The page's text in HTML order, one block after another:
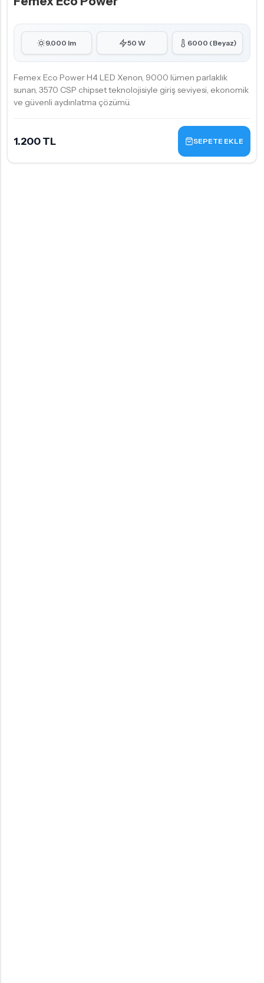
9.000 lm 50 W 6000 (Beyaz)
Femex Eco Power H4 LED Xenon, 9000 lümen parlaklık
sunan, 3570 CSP chipset teknolojisiyle giriş seviyesi, ekonomik
ve güvenli aydınlatma çözümü.
1.200 TL SEPETE EKLE